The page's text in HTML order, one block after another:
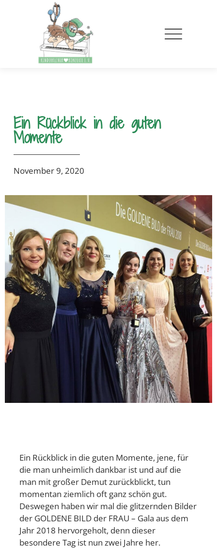
Ein Rückblick in die guten
Momente
November 9, 2020
Ein Rückblick in die guten Momente, jene, für
die man unheimlich dankbar ist und auf die
man mit großer Demut zurückblickt, tun
momentan ziemlich oft ganz schön gut.
Deswegen haben wir mal die glitzernden Bilder
der GOLDENE BILD der FRAU – Gala aus dem
Jahr 2018 hervorgeholt, denn dieser
besondere Tag ist nun zwei Jahre her.